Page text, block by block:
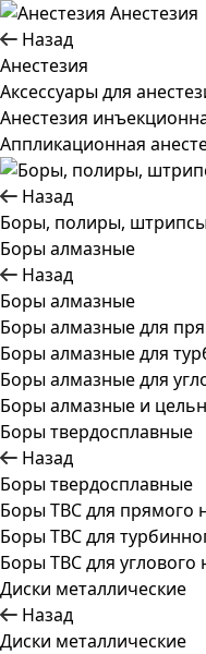
Анестезия
Назад
Анестезия
Аксессуары для
Анестезия
Аппликационная
Назад
Боры, полиры,
Боры алмазные
Назад
Боры алмазные
Боры алмазные для
Боры алмазные для
Боры алмазные для
Боры алмазные и
Боры твердосплавные
Назад
Боры твердосплавные
Боры ТВС для прямого
Боры ТВС для
Боры ТВС для углового
Диски металлические
Назад
Диски металлические